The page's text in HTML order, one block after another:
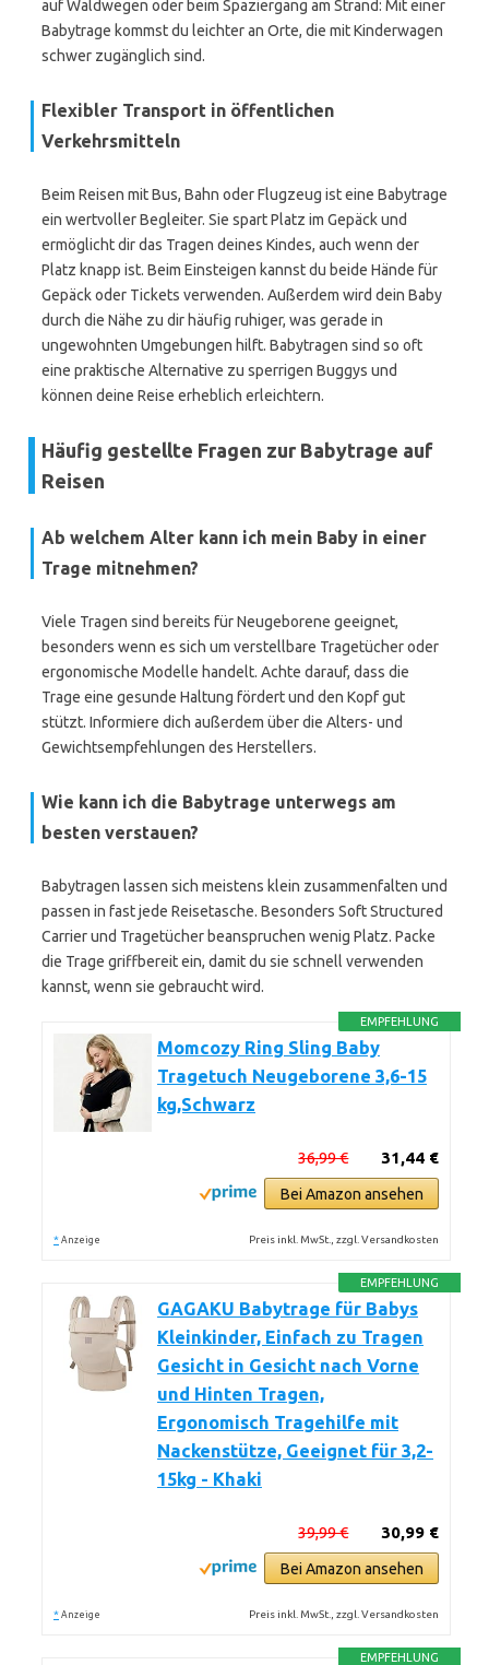
auf Waldwegen oder beim Spaziergang am Strand: Mit einer
Babytrage kommst du leichter an Orte, die mit Kinderwagen
schwer zugänglich sind.
Flexibler Transport in öffentlichen
Verkehrsmitteln
Beim Reisen mit Bus, Bahn oder Flugzeug ist eine Babytrage
ein wertvoller Begleiter. Sie spart Platz im Gepäck und
ermöglicht dir das Tragen deines Kindes, auch wenn der
Platz knapp ist. Beim Einsteigen kannst du beide Hände für
Gepäck oder Tickets verwenden. Außerdem wird dein Baby
durch die Nähe zu dir häufig ruhiger, was gerade in
ungewohnten Umgebungen hilft. Babytragen sind so oft
eine praktische Alternative zu sperrigen Buggys und
können deine Reise erheblich erleichtern.
Häufig gestellte Fragen zur Babytrage auf
Reisen
Ab welchem Alter kann ich mein Baby in einer
Trage mitnehmen?
Viele Tragen sind bereits für Neugeborene geeignet,
besonders wenn es sich um verstellbare Tragetücher oder
ergonomische Modelle handelt. Achte darauf, dass die
Trage eine gesunde Haltung fördert und den Kopf gut
stützt. Informiere dich außerdem über die Alters- und
Gewichtsempfehlungen des Herstellers.
Wie kann ich die Babytrage unterwegs am
besten verstauen?
Babytragen lassen sich meistens klein zusammenfalten und
passen in fast jede Reisetasche. Besonders Soft Structured
Carrier und Tragetücher beanspruchen wenig Platz. Packe
die Trage griffbereit ein, damit du sie schnell verwenden
kannst, wenn sie gebraucht wird.
EMPFEHLUNG
Momcozy Ring Sling Baby
Tragetuch Neugeborene 3,6-15
kg,Schwarz
31,44 €
36,99 €
Bei Amazon ansehen
* Anzeige Preis inkl. MwSt., zzgl. Versandkosten
EMPFEHLUNG
GAGAKU Babytrage für Babys
Kleinkinder, Einfach zu Tragen
Gesicht in Gesicht nach Vorne
und Hinten Tragen,
Ergonomisch Tragehilfe mit
Nackenstütze, Geeignet für 3,2-
15kg - Khaki
30,99 €
39,99 €
Bei Amazon ansehen
* Anzeige Preis inkl. MwSt., zzgl. Versandkosten
EMPFEHLUNG